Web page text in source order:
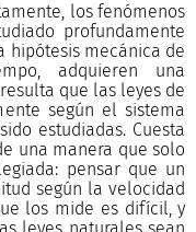
los fenómenos
profundamente
hipótesis mecánica de
adquieren una
que las leyes de
según el sistema
estudiadas. Cuesta
una manera que solo
pensar que un
según la velocidad
los mide es difícil, y